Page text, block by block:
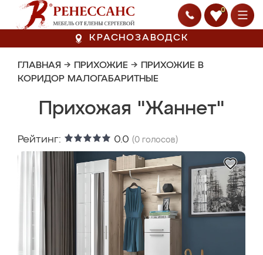
0
КРАСНОЗАВОДСК
ГЛАВНАЯ → ПРИХОЖИЕ → ПРИХОЖИЕ В
КОРИДОР МАЛОГАБАРИТНЫЕ
Прихожая "Жаннет"
Рейтинг: 0.0 (0 голосов)